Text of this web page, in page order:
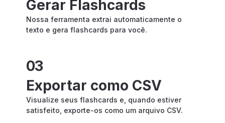
Gerar Flashcards
Nossa ferramenta extrai automaticamente o
texto e gera flashcards para você.
03
Exportar como CSV
Visualize seus flashcards e, quando estiver
satisfeito, exporte-os como um arquivo CSV.